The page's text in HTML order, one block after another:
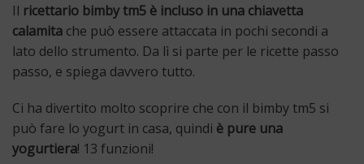
Il ricettario bimby tm5 è incluso in una chiavetta
calamita che può essere attaccata in pochi secondi a
lato dello strumento. Da lì si parte per le ricette passo
passo, e spiega davvero tutto.
Ci ha divertito molto scoprire che con il bimby tm5 si
può fare lo yogurt in casa, quindi è pure una
yogurtiera! 13 funzioni!